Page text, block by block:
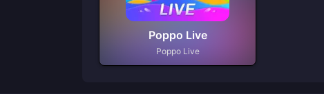
Poppo Live
Poppo Live